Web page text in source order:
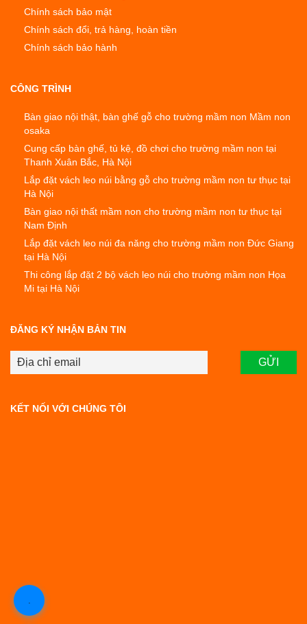
Chính sách bảo mật
Chính sách đổi, trả hàng, hoàn tiền
Chính sách bảo hành
CÔNG TRÌNH
Bàn giao nội thật, bàn ghế gỗ cho trường mầm non Mầm non
osaka
Cung cấp bàn ghế, tủ kệ, đồ chơi cho trường mầm non tại
Thanh Xuân Bắc, Hà Nội
Lắp đặt vách leo núi bằng gỗ cho trường mầm non tư thục tại
Hà Nội
Bàn giao nội thất mầm non cho trường mầm non tư thục tại
Nam Định
Lắp đặt vách leo núi đa năng cho trường mầm non Đức Giang
tại Hà Nội
Thi công lắp đặt 2 bộ vách leo núi cho trường mầm non Họa
Mi tại Hà Nội
ĐĂNG KÝ NHẬN BẢN TIN
KẾT NỐI VỚI CHÚNG TÔI
.